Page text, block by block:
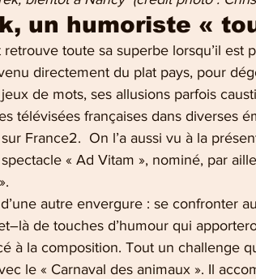
un humoriste «
toute sa superbe lorsqu’il est
directement du plat pays, pour
de mots, ses allusions parfois
télévisées françaises dans diverses
France2.  On l’a aussi vu à la
spectacle « Ad Vitam », nominé,
autre envergure : se confronter
de touches d’humour qui
à la composition. Tout un challenge
le « Carnaval des animaux ». Il